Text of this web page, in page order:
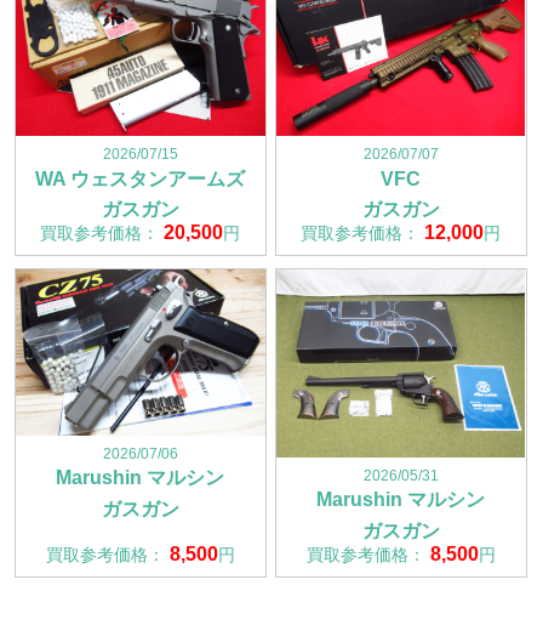
2026/07/15
WA ウェスタンアームズ
ガスガン
買取参考価格：20,500円
2026/07/07
VFC
ガスガン
買取参考価格： 12,000円
2026/07/06
Marushin マルシン
ガスガン
買取参考価格： 8,500円
2026/05/31
Marushin マルシン
ガスガン
買取参考価格： 8,500円